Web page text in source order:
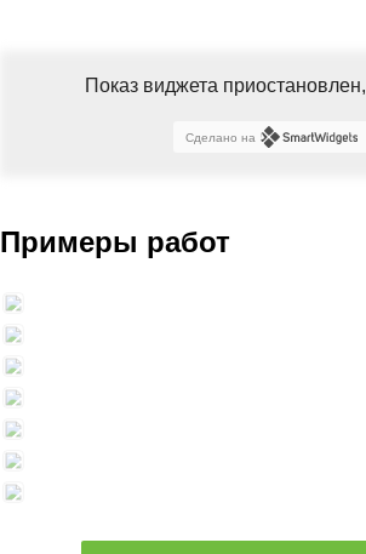
Показ виджета приостановлен,
Сделано на
Примеры работ